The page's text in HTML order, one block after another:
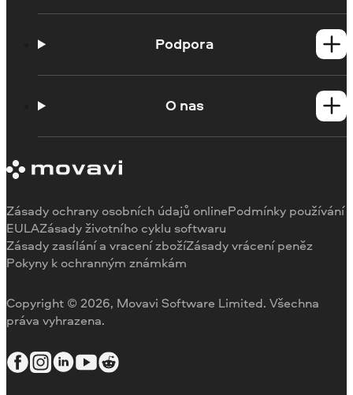
Produkty pro Mac Podpora
Kontaktovat podporu
Zrušit předplatné
O nas
Ohlasy
Proč si vybrat nás
Copyright © 2026, Movavi Software Limited. Všechna
práva vyhrazena.
Zásady ochrany osobních údajů onlinePodmínky používání
EULAZásady životního cyklu softwaru
Zásady zasílání a vracení zbožíZásady vrácení peněz
Pokyny k ochranným známkám